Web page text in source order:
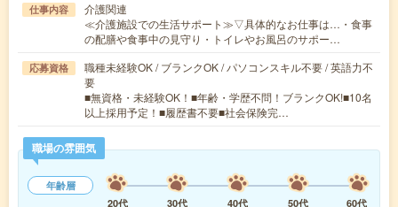
仕事内容
介護関連
≪介護施設での生活サポート≫▽具体的なお仕事は…・食事
の配膳や食事中の見守り・トイレやお風呂のサポー…
応募資格
職種未経験OK / ブランクOK / パソコンスキル不要 / 英語力不
要
■無資格・未経験OK！■年齢・学歴不問！ブランクOK!■10名
以上採用予定！■履歴書不要■社会保険完…
職場の雰囲気
年齢層
20代
30代 40代 50代
60代